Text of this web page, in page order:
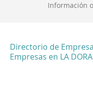
Información
Directorio de
Empresas en LA